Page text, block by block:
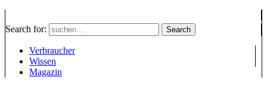
Search for: Search
Verbraucher
Wissen
Magazin